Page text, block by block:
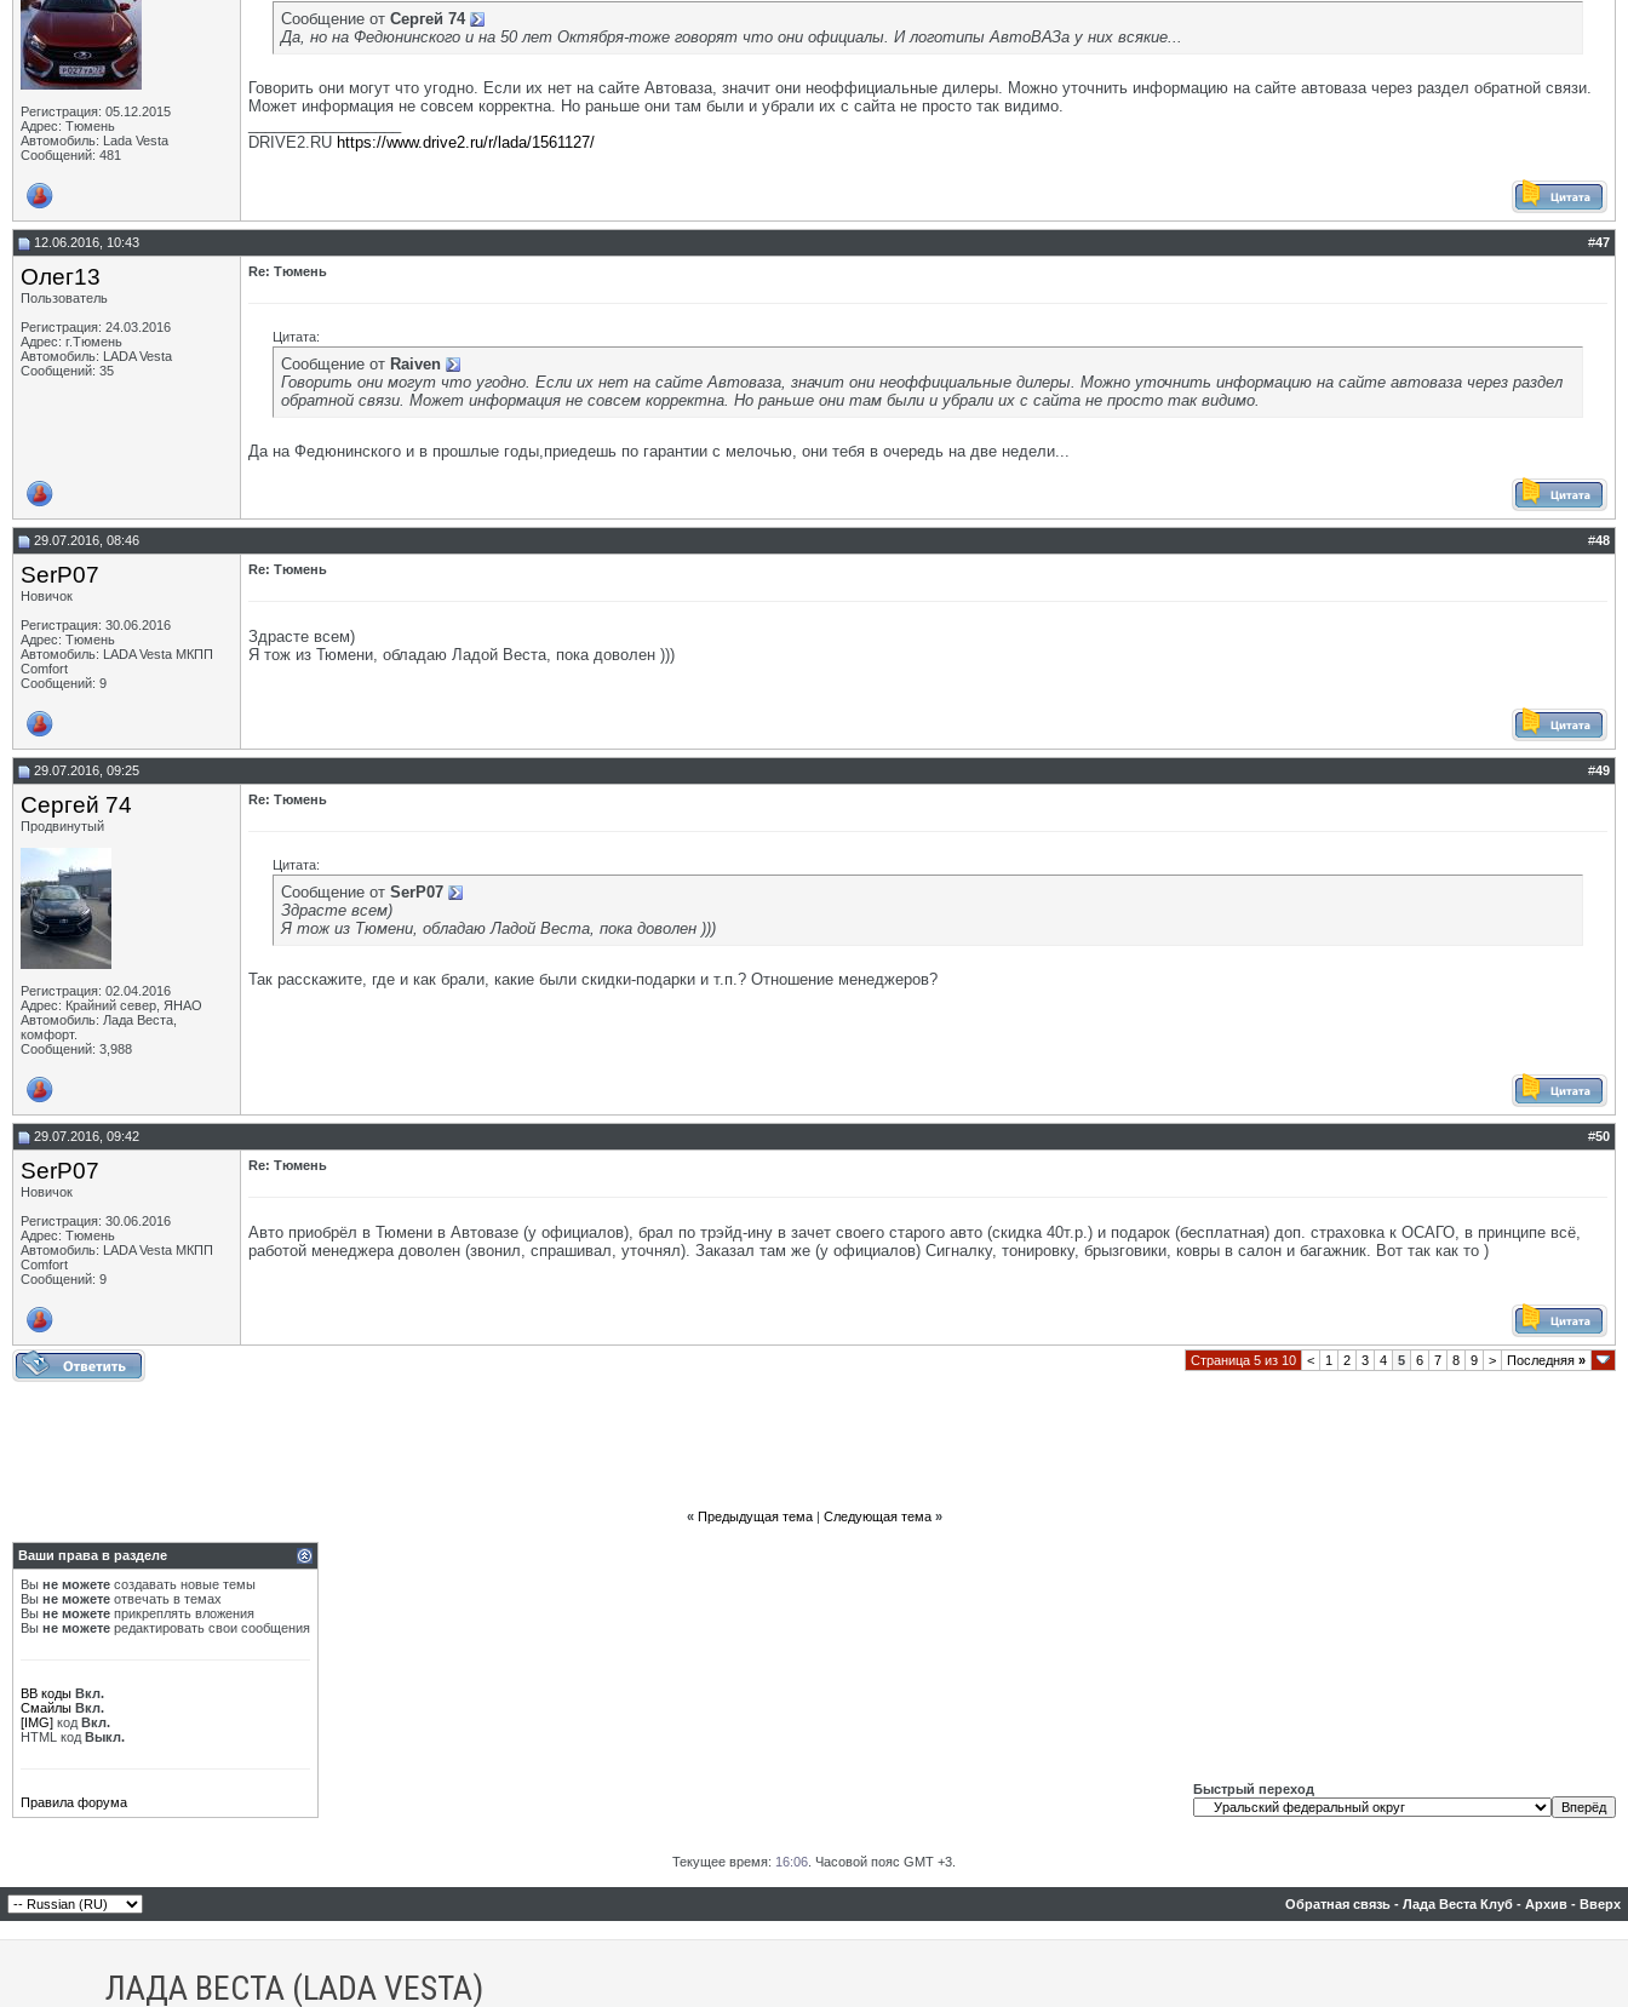
Регистрация: 05.12.2015
Адрес: Тюмень
Автомобиль: Lada Vesta
Сообщений: 481
Сообщение от Сергей 74
Да, но на Федюнинского и на 50 лет Октября-тоже говорят что они официалы. И логотипы АвтоВАЗа у них всякие...
Говорить они могут что угодно. Если их нет на сайте Автоваза, значит они неоффициальные дилеры. Можно уточнить информацию на сайте автоваза через раздел обратной связи.
Может информация не совсем корректна. Но раньше они там были и убрали их с сайта не просто так видимо.
DRIVE2.RU https://www.drive2.ru/r/lada/1561127/
12.06.2016, 10:43 #47
Олег13
Пользователь
Регистрация: 24.03.2016
Адрес: г.Тюмень
Автомобиль: LADA Vesta
Сообщений: 35
Re: Тюмень
Цитата:
Сообщение от Raiven
Говорить они могут что угодно. Если их нет на сайте Автоваза, значит они неоффициальные дилеры. Можно уточнить информацию на сайте автоваза через раздел
обратной связи. Может информация не совсем корректна. Но раньше они там были и убрали их с сайта не просто так видимо.
Да на Федюнинского и в прошлые годы,приедешь по гарантии с мелочью, они тебя в очередь на две недели...
29.07.2016, 08:46 #48
SerP07
Новичок
Регистрация: 30.06.2016
Адрес: Тюмень
Автомобиль: LADA Vesta МКПП
Comfort
Сообщений: 9
Re: Тюмень
Здрасте всем)
Я тож из Тюмени, обладаю Ладой Веста, пока доволен )))
29.07.2016, 09:25 #49
Сергей 74
Продвинутый
Регистрация: 02.04.2016
Адрес: Крайний север, ЯНАО
Автомобиль: Лада Веста,
комфорт.
Сообщений: 3,988
Re: Тюмень
Цитата:
Сообщение от SerP07
Здрасте всем)
Я тож из Тюмени, обладаю Ладой Веста, пока доволен )))
Так расскажите, где и как брали, какие были скидки-подарки и т.п.? Отношение менеджеров?
29.07.2016, 09:42 #50
SerP07
Новичок
Регистрация: 30.06.2016
Адрес: Тюмень
Автомобиль: LADA Vesta МКПП
Comfort
Сообщений: 9
Re: Тюмень
Авто приобрёл в Тюмени в Автовазе (у официалов), брал по трэйд-ину в зачет своего старого авто (скидка 40т.р.) и подарок (бесплатная) доп. страховка к ОСАГО, в принципе всё,
работой менеджера доволен (звонил, спрашивал, уточнял). Заказал там же (у официалов) Сигналку, тонировку, брызговики, ковры в салон и багажник. Вот так как то )
Страница 5 из 10 < 1 2 3 4 5 6 7 8 9 > Последняя »
« Предыдущая тема| Следующая тема »
Ваши права в разделе
Вы не можете создавать новые темы
Вы не можете отвечать в темах
Вы не можете прикреплять вложения
Вы не можете редактировать свои сообщения
BB коды Вкл.
Смайлы Вкл.
[IMG] код Вкл.
HTML код Выкл.
Правила форума
Быстрый переход
Текущее время: 16:06 . Часовой пояс GMT +3.
Обратная связь - Лада Веста Клуб - Архив - Вверх
ЛАДА ВЕСТА (LADA VESTA)